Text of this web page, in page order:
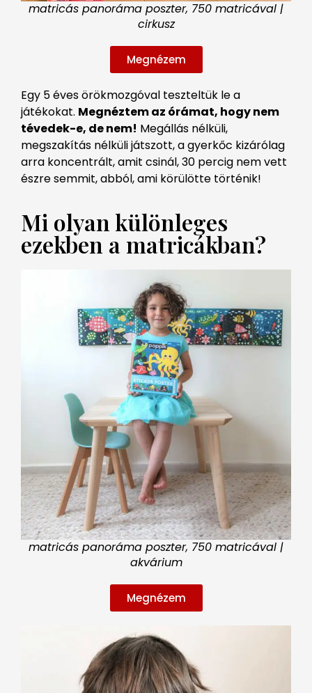
matricás panoráma poszter, 750 matricával |
cirkusz
Megnézem
Egy 5 éves örökmozgóval teszteltük le a
játékokat. Megnéztem az órámat, hogy nem
tévedek-e, de nem! Megállás nélküli,
megszakítás nélküli játszott, a gyerkőc kizárólag
arra koncentrált, amit csinál, 30 percig nem vett
észre semmit, abból, ami körülötte történik!
Mi olyan különleges
ezekben a matricákban?
matricás panoráma poszter, 750 matricával |
akvárium
Megnézem